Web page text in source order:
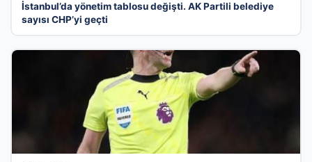
İstanbul’da yönetim tablosu değişti. AK Partili belediye
sayısı CHP’yi geçti